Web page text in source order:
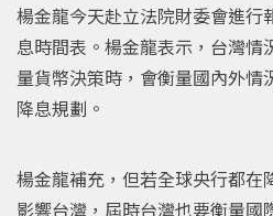
楊金龍今天赴立法院財委會進行
息時間表。楊金龍表示，台灣
量貨幣決策時，會衡量國內外
降息規劃。
楊金龍補充，但若全球央行都在
影響台灣，屆時台灣也要衡量國